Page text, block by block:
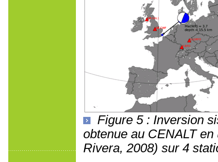
Figure 5 : Inversion
obtenue au CENALT
Rivera, 2008) sur 4